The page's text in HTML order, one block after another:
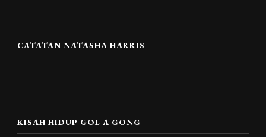
CATATAN NATASHA HARRIS
KISAH HIDUP GOL A GONG